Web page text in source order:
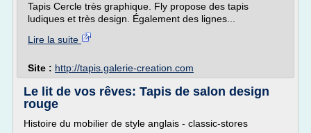
Tapis Cercle très graphique. Fly propose des tapis
ludiques et très design. Également des lignes...
Lire la suite
Site : http://tapis.galerie-creation.com
Le lit de vos rêves: Tapis de salon design
rouge
Histoire du mobilier de style anglais - classic-stores